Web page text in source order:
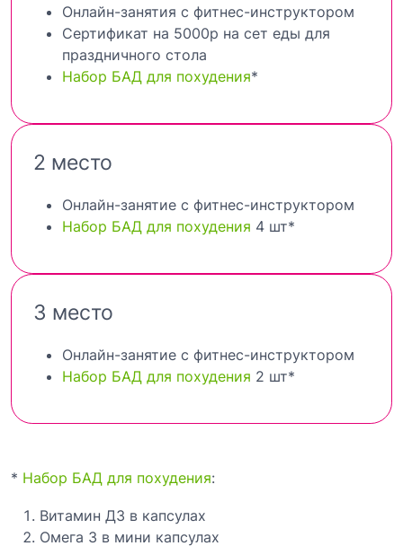
Онлайн-занятия с фитнес-инструктором
Сертификат на 5000р на сет еды для
праздничного стола
Набор БАД для похудения*
2 место
Онлайн-занятие с фитнес-инструктором
Набор БАД для похудения 4 шт*
3 место
Онлайн-занятие с фитнес-инструктором
Набор БАД для похудения 2 шт*
* Набор БАД для похудения:
Витамин Д3 в капсулах
Омега 3 в мини капсулах